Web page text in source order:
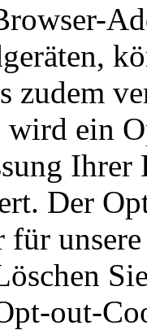
zudem
ein
Ihrer
Der
für
out-